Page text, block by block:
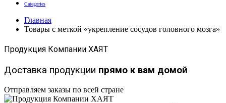
Categories
Главная
Товары с меткой «укрепление сосудов головного мозга»
Продукция Компании ХАЯТ
Доставка продукции прямо к вам домой
Отправляем заказы по всей стране